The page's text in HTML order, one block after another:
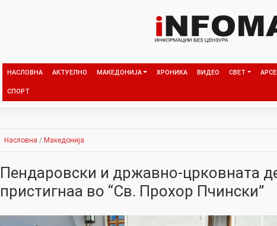
НАСЛОВНА АКТУЕЛНО МАКЕДОНИЈА ХРОНИКА ВИДЕО СВЕТ
СПОРТ
Насловна / Македонија
Пендаровски и државно-црковната
пристигнаа во “Св. Прохор Пчински”